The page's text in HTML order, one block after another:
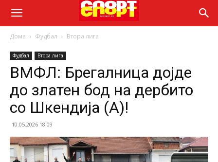
Дома Фудбал Втора лига
Фудбал Втора лига
ВМФЛ: Брегалница дојде
до златен бод на дербито
со Шкендија (А)!
10.05.2026 18:09